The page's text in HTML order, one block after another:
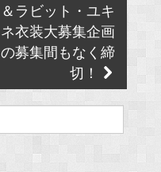
＆ラビット・ユキ
ネ衣装大募集企画
の募集間もなく締
切！